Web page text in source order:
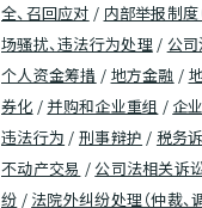
全、召回应对 / 内部举报制度
场骚扰、违法行为处理/ 公
个人资金筹措 / 地方金融 /
券化 / 并购和企业重组 / 企
违法行为 / 刑事辩护 / 税务
不动产交易 / 公司法相关诉
纷 / 法院外纠纷处理（仲裁、